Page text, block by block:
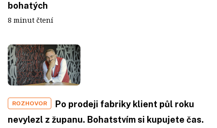
bohatých
8 minut čtení
ROZHOVOR
Po prodeji fabriky klient půl roku
nevylezl z županu. Bohatstvím si kupujete čas.